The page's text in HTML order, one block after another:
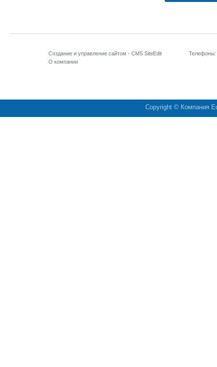
Создание и управление сайтом - CMS SiteEdit
О компании
Телефоны:
Copyright © Компания